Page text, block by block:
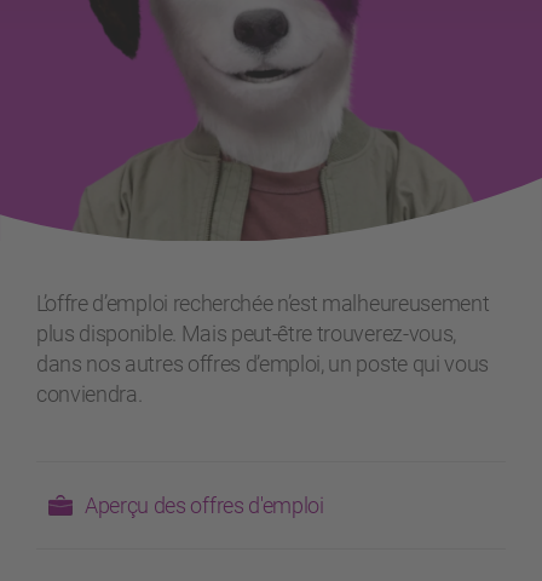
L’offre d’emploi recherchée n’est malheureusement
plus disponible. Mais peut-être trouverez-vous,
dans nos autres offres d’emploi, un poste qui vous
conviendra.
Aperçu des offres d'emploi